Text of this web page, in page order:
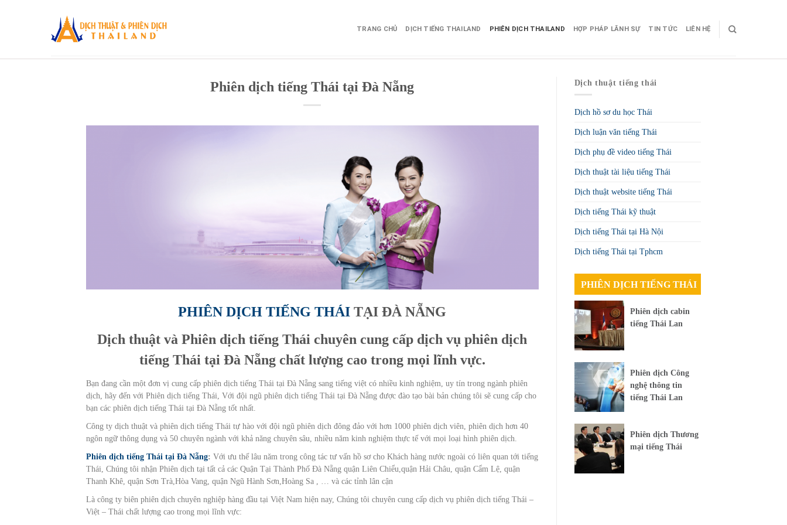
TRANG CHỦ DỊCH TIẾNG THAILAND PHIÊN DỊCH THAILAND HỢP PHÁP LÃNH SỰ TIN TỨC LIÊN HỆ
Phiên dịch tiếng Thái tại Đà Nẵng
PHIÊN DỊCH TIẾNG THÁITẠI ĐÀ NẴNG
Dịch thuật và Phiên dịch tiếng Thái chuyên cung cấp dịch vụ phiên dịch
tiếng Thái tại Đà Nẵng chất lượng cao trong mọi lĩnh vực.
Bạn đang cần một đơn vị cung cấp phiên dịch tiếng Thái tại Đà Nẵng sang tiếng việt có nhiều kinh nghiệm, uy tín trong ngành phiên
dịch, hãy đến với Phiên dịch tiếng Thái, Với đội ngũ phiên dịch tiếng Thái tại Đà Nẵng được đào tạo bài bản chúng tôi sẽ cung cấp cho
bạn các phiên dịch tiếng Thái tại Đà Nẵng tốt nhất.
Công ty dịch thuật và phiên dịch tiếng Thái tự hào với đội ngũ phiên dịch đông đảo với hơn 1000 phiên dịch viên, phiên dịch hơn 40
ngôn ngữ thông dụng và 50 chuyên ngành với khả năng chuyên sâu, nhiều năm kinh nghiệm thực tế với mọi loại hình phiên dịch.
Phiên dịch tiếng Thái tại Đà Nẵng: Với ưu thế lâu năm trong công tác tư vấn hồ sơ cho Khách hàng nước ngoài có liên quan tới tiếng
Thái, Chúng tôi nhận Phiên dịch tại tất cả các Quận Tại Thành Phố Đà Nẵng quận Liên Chiểu,quận Hải Châu, quận Cẩm Lệ, quận
Thanh Khê, quận Sơn Trà,Hòa Vang, quận Ngũ Hành Sơn,Hoàng Sa , … và các tỉnh lân cận
Là công ty biên phiên dịch chuyên nghiệp hàng đầu tại Việt Nam hiện nay, Chúng tôi chuyên cung cấp dịch vụ phiên dịch tiếng Thái –
Việt – Thái chất lượng cao trong mọi lĩnh vực:
Dịch thuật tiếng thái
Dịch hồ sơ du học Thái
Dịch luận văn tiếng Thái
Dịch phụ đề video tiếng Thái
Dịch thuật tài liệu tiếng Thái
Dịch thuật website tiếng Thái
Dịch tiếng Thái kỹ thuật
Dịch tiếng Thái tại Hà Nội
Dịch tiếng Thái tại Tphcm
PHIÊN DỊCH TIẾNG THÁI
Phiên dịch cabin
tiếng Thái Lan
Phiên dịch Công
nghệ thông tin
tiếng Thái Lan
Phiên dịch Thương
mại tiếng Thái